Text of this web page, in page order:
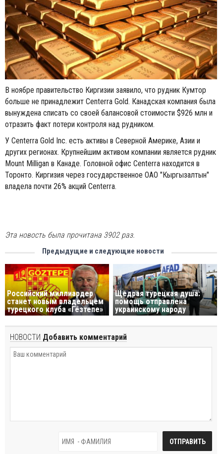
В ноябре правительство Киргизии заявило, что рудник Кумтор
больше не принадлежит Centerra Gold. Канадская компания была
вынуждена списать со своей балансовой стоимости $926 млн и
отразить факт потери контроля над рудником.
У Centerra Gold Inc. есть активы в Северной Америке, Азии и
других регионах. Крупнейшим активом компании является рудник
Mount Milligan в Канаде. Головной офис Centerra находится в
Торонто. Киргизия через государственное ОАО "Кыргызалтын"
владела почти 26% акций Centerra.
Эта новость была прочитана 3902 раз.
Предыдущие и следующие новости
Российский миллиардер
станет новым владельцем
турецкого клуба «Гёзтепе»
Щедрая турецкая душа:
помощь отправлена ​​
украинскому народу
НОВОСТИ Добавить комментарий